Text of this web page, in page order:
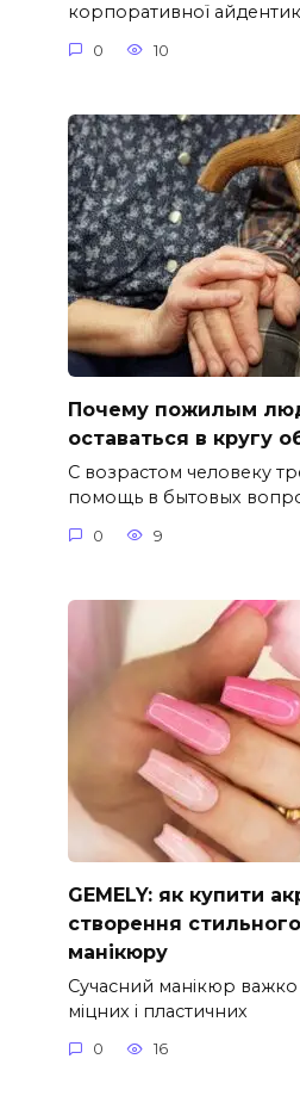
корпоративної
0 10
Почему пожилым
оставаться в кругу
С возрастом человеку
помощь в бытовых
0 9
GEMELY: як купити
створення
манікюру
Сучасний манікюр важко
міцних і пластичних
0 16